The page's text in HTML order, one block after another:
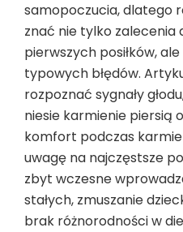
samopoczucia, dlatego
znać nie tylko
pierwszych posiłków,
typowych błędów.
rozpoznać sygnały
niesie karmienie piersią
komfort podczas
uwagę na najczęstsze
zbyt wczesne
stałych, zmuszanie
brak różnorodności w